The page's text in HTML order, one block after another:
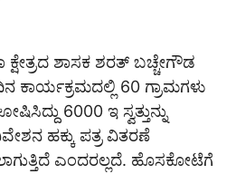
ಶಾಸಕ ಶರತ್ ಬಚ್ಚೇಗೌಡ
ಕಾರ್ಯಕ್ರಮದಲ್ಲಿ 60 ಗ್ರಾಮಗಳು
6000 ಇ ಸ್ವತ್ತುನ್ನು
ಹಕ್ಕು ಪತ್ರ ವಿತರಣೆ
ಎಂದರಲ್ಲದೆ. ಹೊಸಕೋಟೆಗೆ